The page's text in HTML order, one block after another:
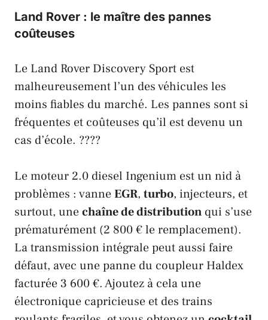
Land Rover : le maître des pannes
coûteuses
Le Land Rover Discovery Sport est
malheureusement l’un des véhicules les
moins fiables du marché. Les pannes sont si
fréquentes et coûteuses qu’il est devenu un
cas d’école. ????
Le moteur 2.0 diesel Ingenium est un nid à
problèmes : vanneEGR, turbo, injecteurs, et
surtout, unechaîne de distribution qui s’use
prématurément (2 800 € le remplacement).
La transmission intégrale peut aussi faire
défaut, avec une panne du coupleur Haldex
facturée 3 600 €. Ajoutez à cela une
électronique capricieuse et des trains